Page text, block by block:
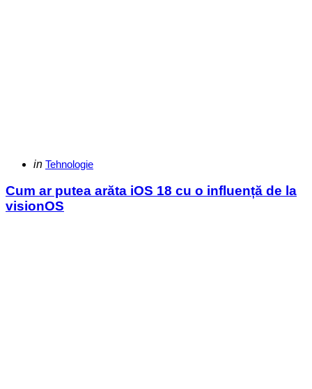
Categories
Posted
in Tehnologie
Cum ar putea arăta iOS 18 cu o influență de la
visionOS